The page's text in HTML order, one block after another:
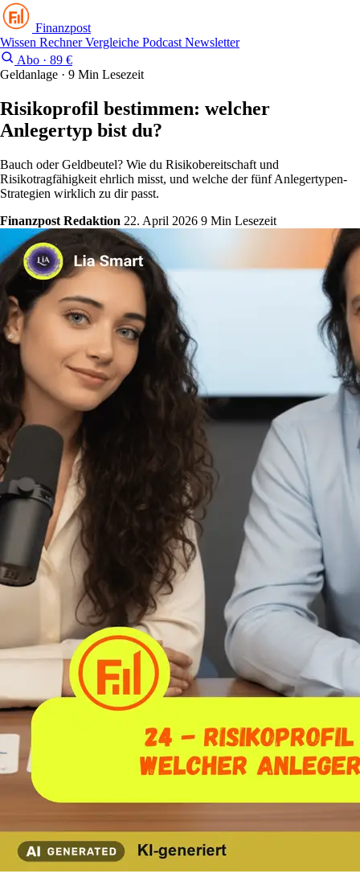
Finanzpost
Wissen RechnerVergleiche Podcast Newsletter
Abo · 89 €
Geldanlage · 9 Min Lesezeit
Risikoprofil bestimmen: welcher
Anlegertyp bist du?
Bauch oder Geldbeutel? Wie du Risikobereitschaft und
Risikotragfähigkeit ehrlich misst, und welche der fünf Anlegertypen-
Strategien wirklich zu dir passt.
Finanzpost Redaktion 22. April 2026 9 Min Lesezeit